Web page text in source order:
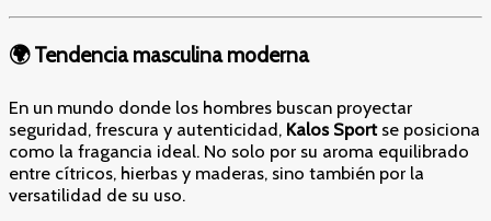
🌍 Tendencia masculina moderna
En un mundo donde los hombres buscan proyectar
seguridad, frescura y autenticidad, Kalos Sportse posiciona
como la fragancia ideal. No solo por su aroma equilibrado
entre cítricos, hierbas y maderas, sino también por la
versatilidad de su uso.